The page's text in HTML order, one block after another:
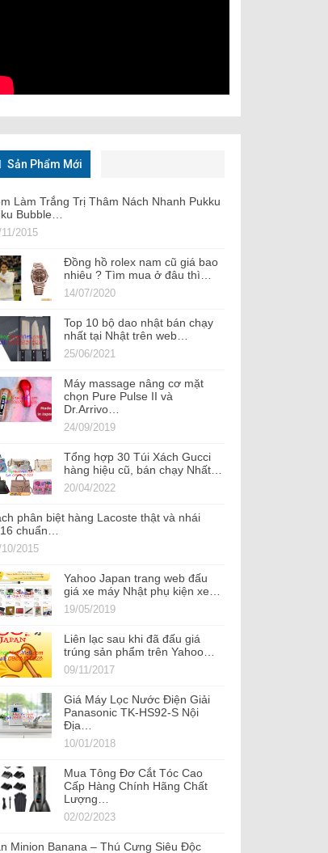
Sản Phẩm Mới
Làm Trắng Trị Thâm Nách Nhanh Pukku
Bubble…
2015
Đồng hồ rolex nam cũ giá bao
nhiêu ? Tìm mua ở đâu thì…
14/07/2020
Top 10 bộ dao nhật bán chạy
nhất tại Nhật trên web…
25/06/2021
Máy massage nâng cơ mặt
chọn Pure Pulse II và
Dr.Arrivo…
24/09/2019
Tổng hợp 30 Túi Xách Gucci
hàng hiệu cũ, bán chạy Nhất…
20/04/2022
phân biệt hàng Lacoste thật và nhái
chuẩn…
2015
Yahoo Japan trang web đấu
giá xe máy Nhật phụ kiện xe…
19/05/2019
Liên lạc sau khi đã đấu giá
trúng sản phẩm trên Yahoo…
09/11/2017
Giá Máy Lọc Nước Điện Giải
Panasonic TK-HS92-S Nội
Địa…
10/01/2018
Mua Tông Đơ Cắt Tóc Cao
Cấp Hàng Chính Hãng Chất
Lượng…
02/02/2023
Minion Banana – Thú Cưng Siêu Độc